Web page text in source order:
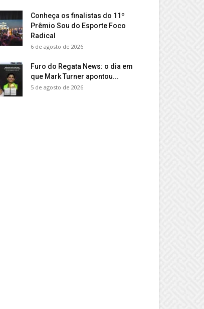
Conheça os finalistas do 11º
Prêmio Sou do Esporte Foco
Radical
6 de agosto de 2026
Furo do Regata News: o dia em
que Mark Turner apontou...
5 de agosto de 2026